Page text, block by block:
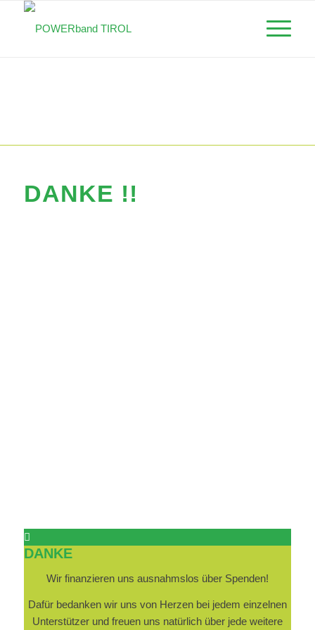
DANKE !!
DANKE
Wir finanzieren uns ausnahmslos über Spenden!
Dafür bedanken wir uns von Herzen bei jedem einzelnen
Unterstützer und freuen uns natürlich über jede weitere